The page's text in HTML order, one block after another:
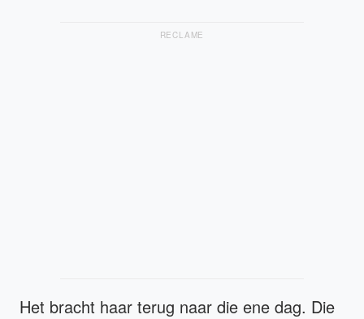
RECLAME
Het bracht haar terug naar die ene dag. Die